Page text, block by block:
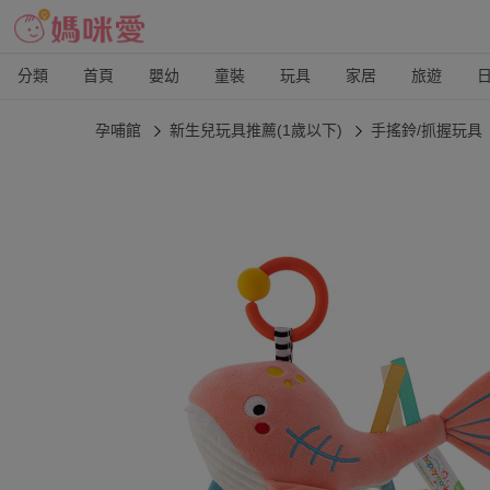
分類 首頁 嬰幼 童裝 玩具 家居 旅遊
孕哺館 新生兒玩具推薦(1歲以下) 手搖鈴/抓握玩具